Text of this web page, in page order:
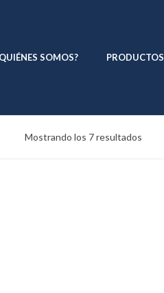
SOMOS? PRODUCTOS
Mostrando los 7 resultados